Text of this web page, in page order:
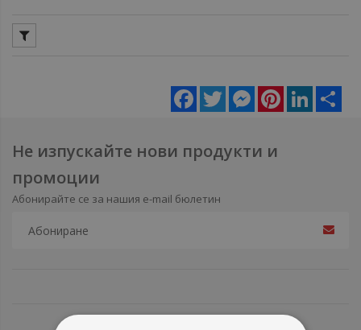
Facebook
Twitter MessengerPinterestLinkedIn
Не изпускайте нови продукти и
промоции
Абонирайте се за нашия e-mail бюлетин